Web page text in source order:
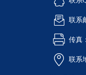
联系
传真
联系